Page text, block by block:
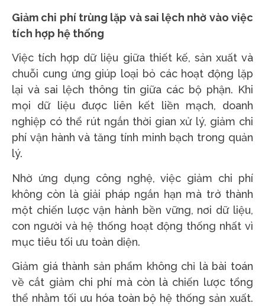
Giảm chi phí trùng lặp và sai lệch nhờ vào việc
tích hợp hệ thống
Việc tích hợp dữ liệu giữa thiết kế, sản xuất và
chuỗi cung ứng giúp loại bỏ các hoạt động lặp
lại và sai lệch thông tin giữa các bộ phận. Khi
mọi dữ liệu được liên kết liền mạch, doanh
nghiệp có thể rút ngắn thời gian xử lý, giảm chi
phí vận hành và tăng tính minh bạch trong quản
lý.
Nhờ ứng dụng công nghệ, việc giảm chi phí
không còn là giải pháp ngắn hạn mà trở thành
một chiến lược vận hành bền vững, nơi dữ liệu,
con người và hệ thống hoạt động thống nhất vì
mục tiêu tối ưu toàn diện.
Giảm giá thành sản phẩm không chỉ là bài toán
về cắt giảm chi phí mà còn là chiến lược tổng
thể nhằm tối ưu hóa toàn bộ hệ thống sản xuất.